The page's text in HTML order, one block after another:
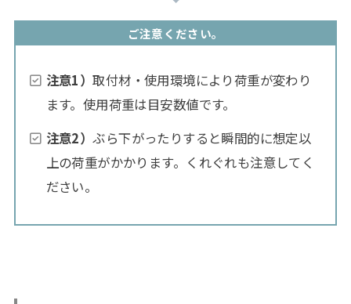
ご注意ください。
注意1）取付材・使用環境により荷重が変わり
ます。使用荷重は目安数値です。
注意2）ぶら下がったりすると瞬間的に想定以
上の荷重がかかります。くれぐれも注意してく
ださい。